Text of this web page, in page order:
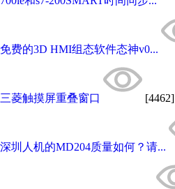
免费的3D HMI组态软件态神v0...
三菱触摸屏重叠窗口 [4462]
深圳人机的MD204质量如何？请...